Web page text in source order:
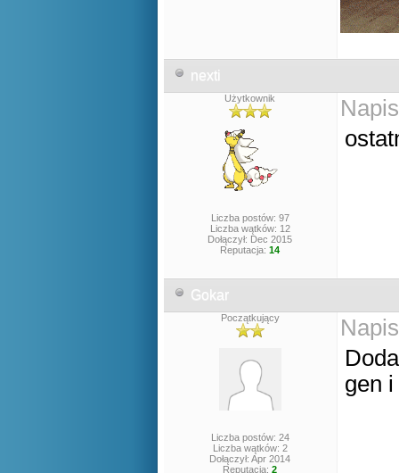
nexti
Użytkownik
Liczba postów: 97
Liczba wątków: 12
Dołączył: Dec 2015
Reputacja:14
Gokar
Początkujący
Liczba postów: 24
Liczba wątków: 2
Dołączył: Apr 2014
Reputacja:2
gen